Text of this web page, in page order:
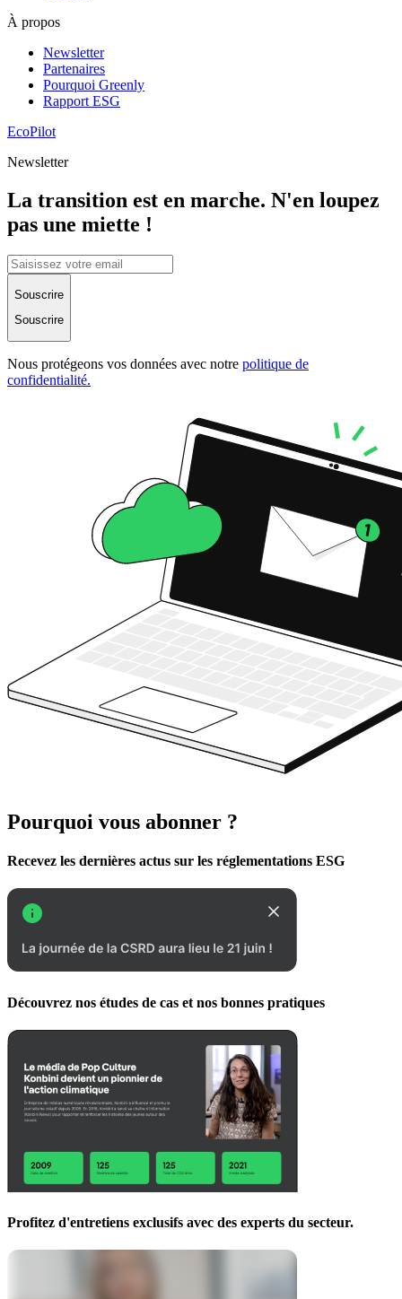
À propos
Newsletter
Partenaires
Pourquoi Greenly
Rapport ESG
EcoPilot
Newsletter
La transition est en marche. N'en loupez
pas une miette !
Souscrire
Souscrire
Nous protégeons vos données avec notre politique de
confidentialité.
Pourquoi vous abonner ?
Recevez les dernières actus sur les réglementations ESG
Découvrez nos études de cas et nos bonnes pratiques
Profitez d'entretiens exclusifs avec des experts du secteur.